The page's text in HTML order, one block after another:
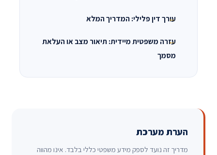
עורך דין פלילי: המדריך המלא
עזרה משפטית מיידית: תיאור מצב או העלאת
מסמך
הערת מערכת
מדריך זה נועד לספק מידע משפטי כללי בלבד. אינו מהווה